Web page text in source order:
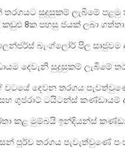
තරගයට සුදුසුකම් ලැබීමේ
කඩුළු 8ක පහසු ජයක් ලබා ගත්තා.
බැංග්ලෝර් පිල සෘජුවම
දෙවැනි සුදුසුකම් ලැබීමේ
වටයේ දෙවන තරගය
ගුජරාට් ටයිටන්ස් කණ්ඩායම්
කළ මුම්බයි ඉන්දියන්ස්
පූර්ව තරගය පැවැත්වුණේ